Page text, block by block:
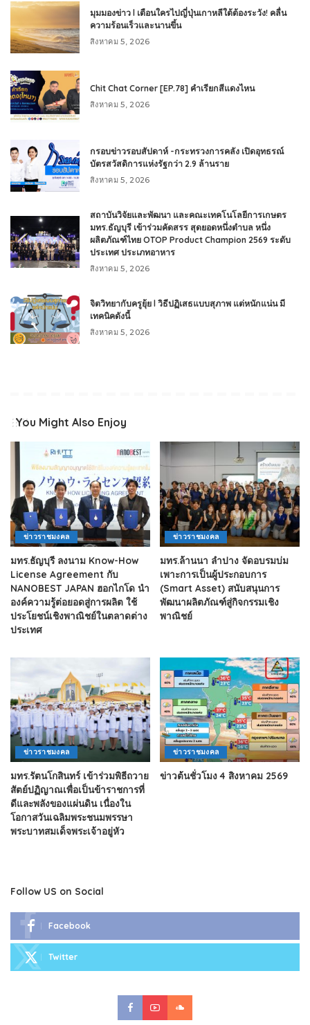
มุมมองข่าว l เตือนใครไปญี่ปุ่นเกาหลีใต้ต้องระวัง! คลื่น
ความร้อนเร็วและนานขึ้น
สิงหาคม 5, 2026
Chit Chat Corner [EP.78] คำเรียกสีแดงไหน
สิงหาคม 5, 2026
กรอบข่าวรอบสัปดาห์ -กระทรวงการคลัง เปิดอุทธรณ์
บัตรสวัสดิการแห่งรัฐกว่า 2.9 ล้านราย
สิงหาคม 5, 2026
สถาบันวิจัยและพัฒนา และคณะเทคโนโลยีการเกษตร
มทร.ธัญบุรี เข้าร่วมคัดสรร สุดยอดหนึ่งตำบล หนึ่ง
ผลิตภัณฑ์ไทย OTOP Product Champion 2569 ระดับ
ประเทศ ประเภทอาหาร
สิงหาคม 5, 2026
จิตวิทยากับครูยุ้ย l วิธีปฏิเสธแบบสุภาพ แต่หนักแน่น มี
เทคนิคดังนี้
สิงหาคม 5, 2026
You Might Also Enjoy
ข่าวราชมงคล
มทร.ธัญบุรี ลงนาม Know-How
License Agreement กับ
NANOBEST JAPAN ฮอกไกโด นำ
องค์ความรู้ต่อยอดสู่การผลิต ใช้
ประโยชน์เชิงพาณิชย์ในตลาดต่าง
ประเทศ
ข่าวราชมงคล
มทร.ล้านนา ลำปาง จัดอบรมบ่ม
เพาะการเป็นผู้ประกอบการ
(Smart Asset) สนับสนุนการ
พัฒนาผลิตภัณฑ์สู่กิจกรรมเชิง
พาณิชย์
ข่าวราชมงคล
มทร.รัตนโกสินทร์ เข้าร่วมพิธีถวาย
สัตย์ปฏิญาณเพื่อเป็นข้าราชการที่
ดีและพลังของแผ่นดิน เนื่องใน
โอกาสวันเฉลิมพระชนมพรรษา
พระบาทสมเด็จพระเจ้าอยู่หัว
ข่าวราชมงคล
ข่าวต้นชั่วโมง 4 สิงหาคม 2569
Follow US on Social
Facebook
Twitter